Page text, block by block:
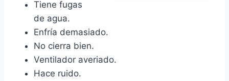
Tiene fugas
de agua.
Enfría demasiado.
No cierra bien.
Ventilador averiado.
Hace ruido.